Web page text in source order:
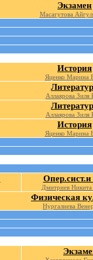
Экзамен
Масагутова
История
Яценко Марина
Аллаярова Зиля
Аллаярова Зиля
История
Яценко Марина
Дмитриев
Физическая
Нургалиева